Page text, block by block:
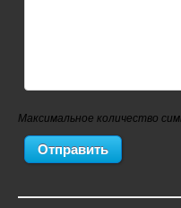
Максимальное количество